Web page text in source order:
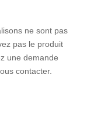
ne sont pas
pas le produit
une demande
contacter.